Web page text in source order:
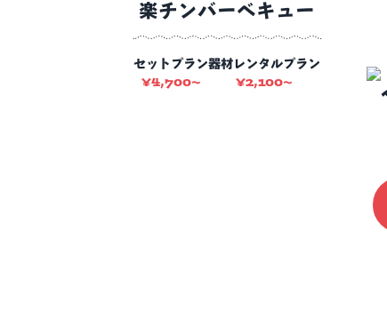
楽チンバーベキュー
セットプラン
¥4,700〜
器材レンタルプラン
¥2,100〜